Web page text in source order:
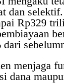
dan
Rp329
menjaga
dana